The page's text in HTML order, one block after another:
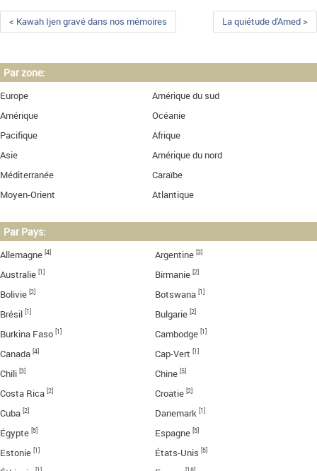
< Kawah Ijen gravé dans nos mémoires La quiétude d'Amed >
Par zone:
Europe
Amérique du sud
Amérique
Océanie
Pacifique
Afrique
Asie
Amérique du nord
Méditerranée
Caraïbe
Moyen-Orient
Atlantique
Par Pays:
Allemagne [4] Argentine [3]
Australie [1] Birmanie [2]
Bolivie [2] Botswana [1]
Brésil [1] Bulgarie [2]
Burkina Faso [1] Cambodge [1]
Canada [4] Cap-Vert [1]
Chili [3] Chine [5]
Costa Rica [2] Croatie [2]
Cuba [2] Danemark [1]
Égypte [5] Espagne [5]
Estonie [1] États-Unis [5]